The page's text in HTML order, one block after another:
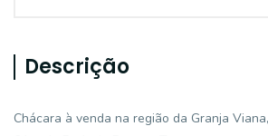
Descrição
Chácara à venda na região da Granja